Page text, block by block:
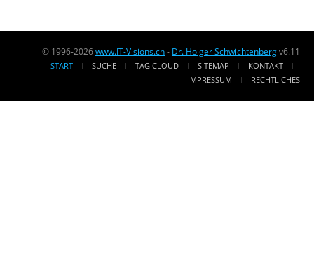
© 1996-2026www.IT-Visions.ch- Dr. Holger Schwichtenbergv6.11
START SUCHE TAG CLOUD SITEMAP
KONTAKT
IMPRESSUM
RECHTLICHES